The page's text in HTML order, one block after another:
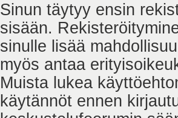
Sinun täytyy ensin
sisään.
sinulle lisää
myös antaa
Muista lukea
käytännöt ennen